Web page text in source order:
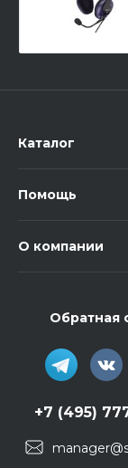
Каталог
Помощь
О компании
Обратная
+7 (495)